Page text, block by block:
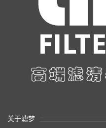
关于滤梦